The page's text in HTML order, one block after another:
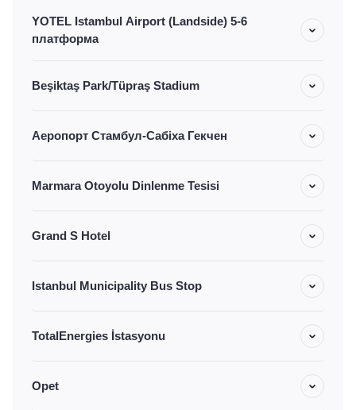
YOTEL Istambul Airport (Landside) 5-6
платформа
Beşiktaş Park/Tüpraş Stadium
Аеропорт Стамбул-Сабіха Гекчен
Marmara Otoyolu Dinlenme Tesisi
Grand S Hotel
Istanbul Municipality Bus Stop
TotalEnergies İstasyonu
Opet